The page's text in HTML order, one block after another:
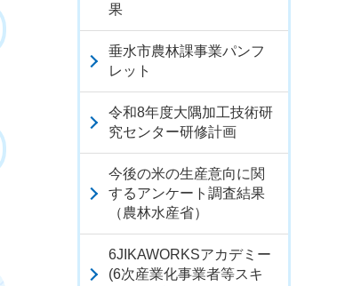
果
垂水市農林課事業パンフ
レット
令和8年度大隅加工技術研
究センター研修計画
今後の米の生産意向に関
するアンケート調査結果
（農林水産省）
6JIKAWORKSアカデミー
(6次産業化事業者等スキ